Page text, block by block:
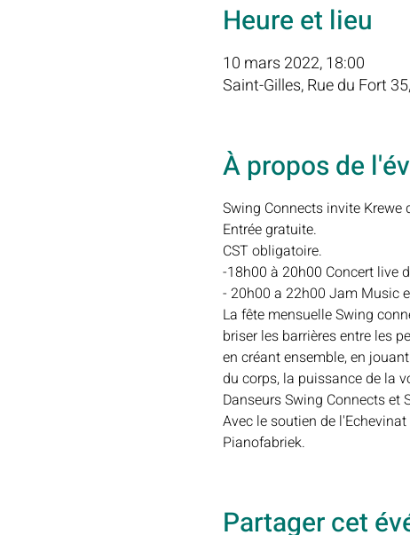
Heure et lieu
10 mars 2022, 18:00
Saint-Gilles, Rue du Fort
À propos de
Swing Connects invite
Entrée gratuite.
CST obligatoire.
-18h00 à 20h00 Concert live
- 20h00 a 22h00 Jam Music
La fête mensuelle Swing
briser les barrières entre les
en créant ensemble, en
du corps, la puissance de la
Danseurs Swing Connects et
Avec le soutien de
Pianofabriek.
Partager cet